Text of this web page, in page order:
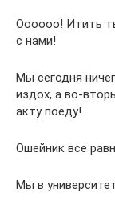
Оооооо! Итить
с нами!
Мы сегодня
издох, а во-
акту поеду!
Ошейник все
Мы в